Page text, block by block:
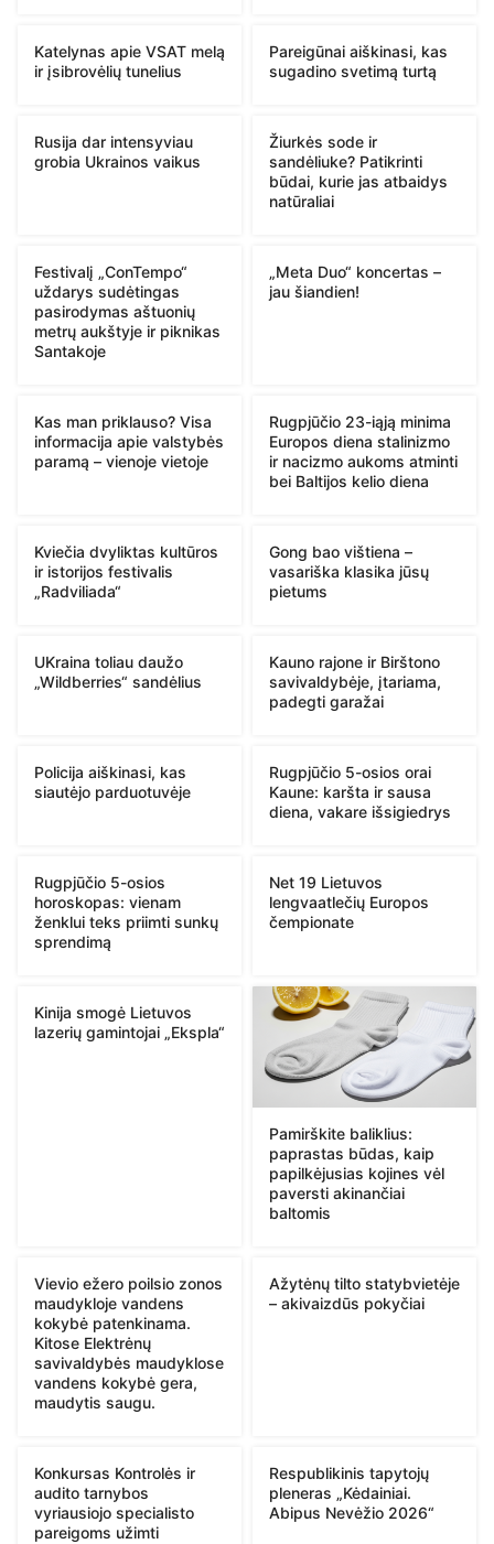
Katelynas apie VSAT melą
ir įsibrovėlių tunelius
Pareigūnai aiškinasi, kas
sugadino svetimą turtą
Rusija dar intensyviau
grobia Ukrainos vaikus
Žiurkės sode ir
sandėliuke? Patikrinti
būdai, kurie jas atbaidys
natūraliai
Festivalį „ConTempo“
uždarys sudėtingas
pasirodymas aštuonių
metrų aukštyje ir piknikas
Santakoje
„Meta Duo“ koncertas –
jau šiandien!
Kas man priklauso? Visa
informacija apie valstybės
paramą – vienoje vietoje
Rugpjūčio 23-iąją minima
Europos diena stalinizmo
ir nacizmo aukoms atminti
bei Baltijos kelio diena
Kviečia dvyliktas kultūros
ir istorijos festivalis
„Radviliada“
Gong bao vištiena –
vasariška klasika jūsų
pietums
UKraina toliau daužo
„Wildberries“ sandėlius
Kauno rajone ir Birštono
savivaldybėje, įtariama,
padegti garažai
Policija aiškinasi, kas
siautėjo parduotuvėje
Rugpjūčio 5-osios orai
Kaune: karšta ir sausa
diena, vakare išsigiedrys
Rugpjūčio 5-osios
horoskopas: vienam
ženklui teks priimti sunkų
sprendimą
Net 19 Lietuvos
lengvaatlečių Europos
čempionate
Kinija smogė Lietuvos
lazerių gamintojai „Ekspla“
Pamirškite baliklius:
paprastas būdas, kaip
papilkėjusias kojines vėl
paversti akinančiai
baltomis
Vievio ežero poilsio zonos
maudykloje vandens
kokybė patenkinama.
Kitose Elektrėnų
savivaldybės maudyklose
vandens kokybė gera,
maudytis saugu.
Ažytėnų tilto statybvietėje
– akivaizdūs pokyčiai
Konkursas Kontrolės ir
audito tarnybos
vyriausiojo specialisto
pareigoms užimti
Respublikinis tapytojų
pleneras „Kėdainiai.
Abipus Nevėžio 2026“